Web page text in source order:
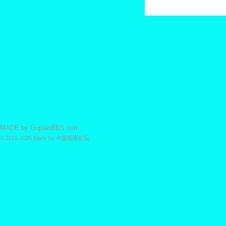
MADE by GupiaoBBS.com
© 2015-2025 Made by 中国股票论坛